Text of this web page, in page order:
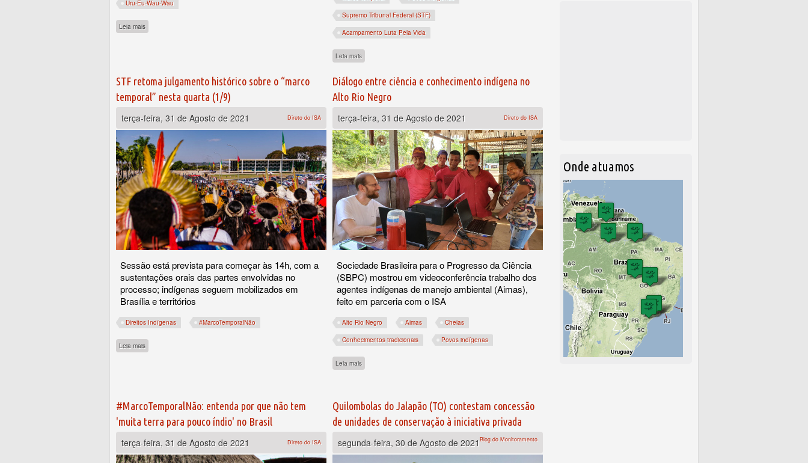
Uru-Eu-Wau-Wau
Leia mais
Supremo Tribunal Federal (STF)
Acampamento Luta Pela Vida
Leia mais
STF retoma julgamento histórico sobre o “marco
temporal” nesta quarta (1/9)
terça-feira, 31 de Agosto de 2021
Direto do ISA
Sessão está prevista para começar às 14h, com a
sustentações orais das partes envolvidas no
processo; indígenas seguem mobilizados em
Brasília e territórios
Direitos Indígenas #MarcoTemporalNão
Leia mais sobre STF retoma julgamento histórico sobre o “marco temporal” nesta quarta (1/9)
Diálogo entre ciência e conhecimento indígena no
Alto Rio Negro
terça-feira, 31 de Agosto de 2021
Direto do ISA
Sociedade Brasileira para o Progresso da Ciência
(SBPC) mostrou em videoconferência trabalho dos
agentes indígenas de manejo ambiental (Aimas),
feito em parceria com o ISA
Alto Rio Negro Aimas Cheias
Conhecimentos tradicionais Povos indígenas
Leia mais
#MarcoTemporalNão: entenda por que não tem
'muita terra para pouco índio' no Brasil
terça-feira, 31 de Agosto de 2021
Direto do ISA
Quilombolas do Jalapão (TO) contestam concessão
de unidades de conservação à iniciativa privada
segunda-feira, 30 de Agosto de 2021Blog do Monitoramento
Onde atuamos